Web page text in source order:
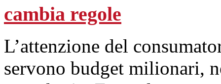
cambia regole
L’attenzione del
servono budget milionari,